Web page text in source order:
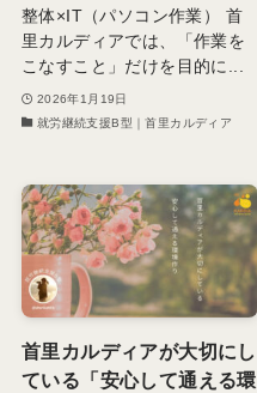
整体×IT（パソコン作業） 首
里カルディアでは、「作業を
こなすこと」だけを目的に...
2026年1月19日
就労継続支援B型｜首里カルディア
首里カルディアが大切にし
ている「安心して通える環